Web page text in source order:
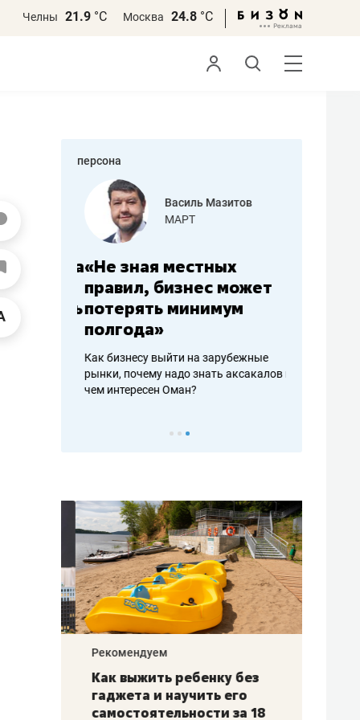
Челны 21.9 °С Москва 24.8 °С
персона
работа
Василь Мазитов
МАРТ
«Не зная местных
правил, бизнес может
потерять минимум
полгода»
Как бизнесу выйти на зарубежные
рынки, почему надо знать аксакалов и
чем интересен Оман?
–
Рекомендуем
Как выжить ребенку без
гаджета и научить его
самостоятельности за 18